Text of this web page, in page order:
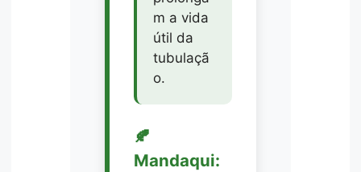
m a vida
útil da
tubulaçã
o.
🍂
Mandaqui: